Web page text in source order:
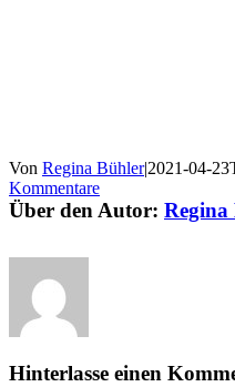
Von Regina Bühler|2021-04-
Kommentare
Über den Autor:
Hinterlasse einen